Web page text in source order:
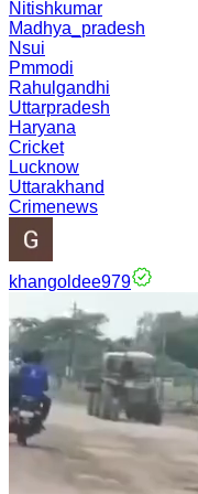
Nitishkumar
Madhya_pradesh
Nsui
Pmmodi
Rahulgandhi
Uttarpradesh
Haryana
Cricket
Lucknow
Uttarakhand
Crimenews
khangoldee979